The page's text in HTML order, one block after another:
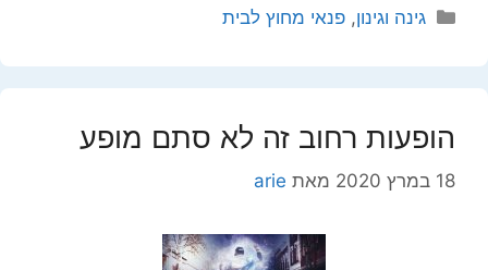
קטגוריות
גינה וגינון,פנאי מחוץ לבית
הופעות רחוב זה לא סתם מופע
18 במרץ 2020 מאת arie